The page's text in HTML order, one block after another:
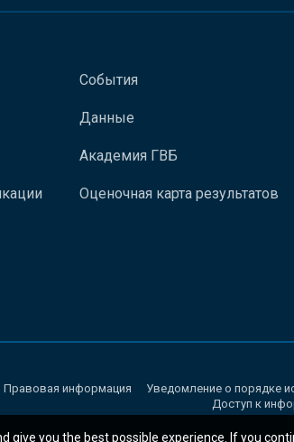
События
Данные
Академия ГВБ
Оценочная карта результатов
Правовая информация Уведомление о порядке
Доступ к
give you the best possible experience. If you